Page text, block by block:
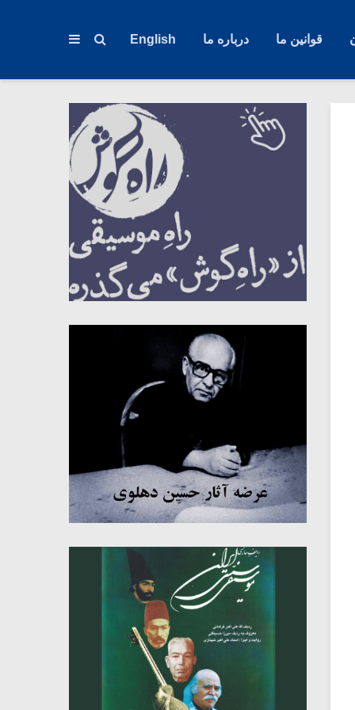
قوانین ما درباره ما English
میکلوش روژا